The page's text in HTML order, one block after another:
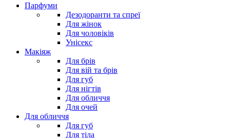
Парфуми
Дезодоранти та спреї
Для жінок
Для чоловіків
Унісекс
Макіяж
Для брів
Для вій та брів
Для губ
Для нігтів
Для обличчя
Для очей
Для обличчя
Для губ
Для тіла